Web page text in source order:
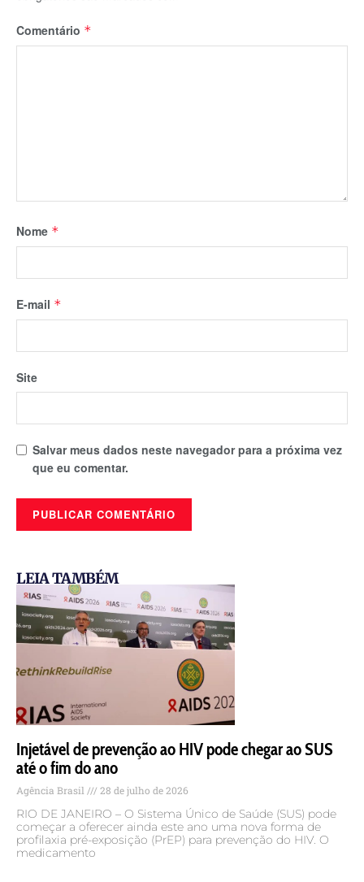
Comentário *
Nome *
E-mail *
Site
Salvar meus dados neste navegador para a próxima vez
que eu comentar.
LEIA TAMBÉM
Injetável de prevenção ao HIV pode chegar ao SUS
até o fim do ano
Agência Brasil 28 de julho de 2026
RIO DE JANEIRO – O Sistema Único de Saúde (SUS) pode
começar a oferecer ainda este ano uma nova forma de
profilaxia pré-exposição (PrEP) para prevenção do HIV. O
medicamento